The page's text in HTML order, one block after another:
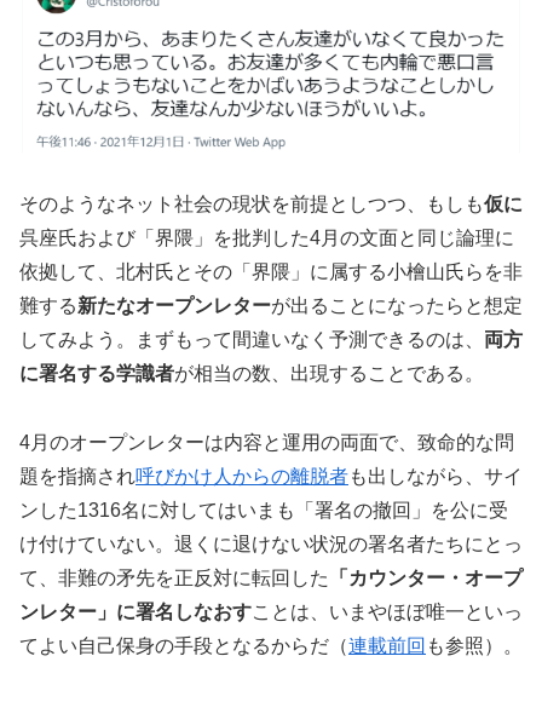
そのようなネット社会の現状を前提としつつ、もしも仮に
呉座氏および「界隈」を批判した4月の文面と同じ論理に
依拠して、北村氏とその「界隈」に属する小檜山氏らを非
難する新たなオープンレターが出ることになったらと想定
してみよう。まずもって間違いなく予測できるのは、 両方
に署名する学識者が相当の数、出現することである。
4月のオープンレターは内容と運用の両面で、致命的な問
題を指摘され呼びかけ人からの離脱者も出しながら、サイ
ンした1316名に対してはいまも「署名の撤回」を公に受
け付けていない。退くに退けない状況の署名者たちにとっ
て、非難の矛先を正反対に転回した
「カウンター・オープ
ンレター」に署名しなおすことは、いまやほぼ唯一といっ
てよい自己保身の手段となるからだ（連載前回 も参照）。